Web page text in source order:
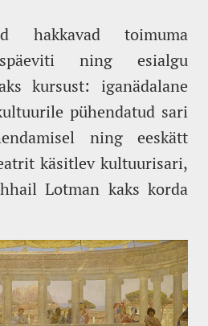
hakkavad toimuma
ning esialgu
kursust: iganädalane
pühendatud sari
ning eeskätt
käsitlev kultuurisari,
Lotman kaks korda